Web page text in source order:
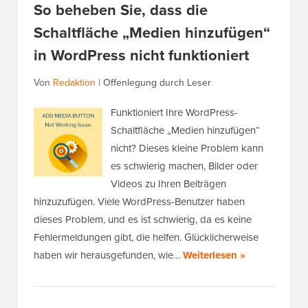
So beheben Sie, dass die
Schaltfläche „Medien hinzufügen“
in WordPress nicht funktioniert
Von Redaktion | Offenlegung durch Leser
Funktioniert Ihre WordPress-
Schaltfläche „Medien hinzufügen“
nicht? Dieses kleine Problem kann
es schwierig machen, Bilder oder
Videos zu Ihren Beiträgen
hinzuzufügen. Viele WordPress-Benutzer haben
dieses Problem, und es ist schwierig, da es keine
Fehlermeldungen gibt, die helfen. Glücklicherweise
haben wir herausgefunden, wie…Weiterlesen »